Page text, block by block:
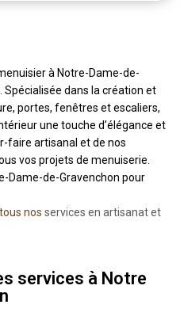
à Notre-Dame-de-
Spécialisée dans la création et
portes, fenêtres et escaliers,
une touche d’élégance et
faire artisanal et de nos
vos projets de menuiserie.
Dame-de-Gravenchon pour
nos services en artisanat et
services à Notre